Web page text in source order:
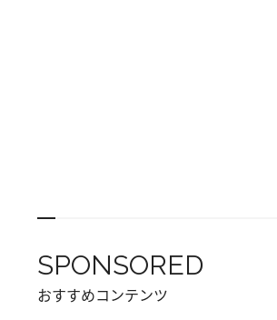
SPONSORED
おすすめコンテンツ